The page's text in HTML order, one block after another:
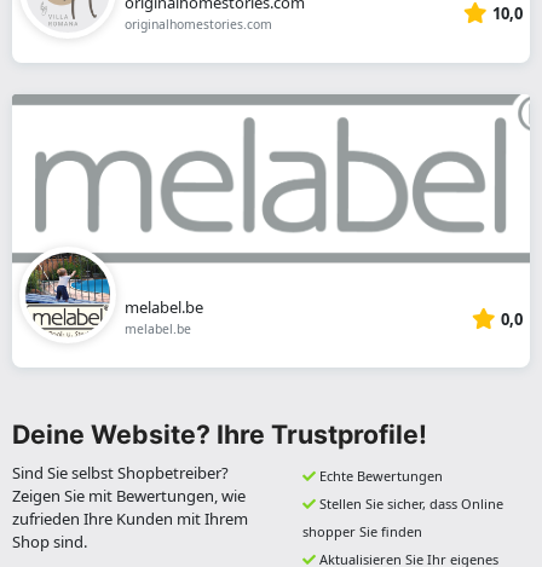
originalhomestories.com 10,0
melabel.be
melabel.be 0,0
Deine Website? Ihre Trustprofile!
Sind Sie selbst Shopbetreiber?
Zeigen Sie mit Bewertungen, wie
zufrieden Ihre Kunden mit Ihrem
Shop sind.
Echte Bewertungen
Stellen Sie sicher, dass Online
shopper Sie finden
Aktualisieren Sie Ihr eigenes